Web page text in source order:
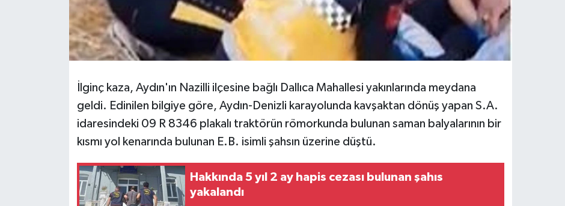
İlginç kaza, Aydın'ın Nazilli ilçesine bağlı Dallıca Mahallesi yakınlarında meydana
geldi. Edinilen bilgiye göre, Aydın-Denizli karayolunda kavşaktan dönüş yapan S.A.
idaresindeki 09 R 8346 plakalı traktörün römorkunda bulunan saman balyalarının bir
kısmı yol kenarında bulunan E.B. isimli şahsın üzerine düştü.
Hakkında 5 yıl 2 ay hapis cezası bulunan şahıs
yakalandı